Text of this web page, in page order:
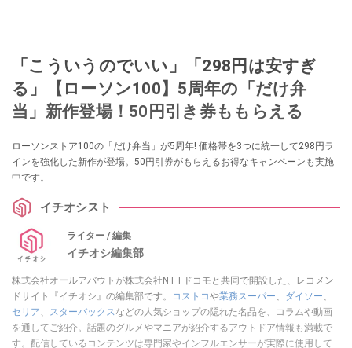
「こういうのでいい」「298円は安すぎ
る」【ローソン100】5周年の「だけ弁
当」新作登場！50円引き券ももらえる
ローソンストア100の「だけ弁当」が5周年! 価格帯を3つに統一して298円ラ
インを強化した新作が登場。50円引券がもらえるお得なキャンペーンも実施
中です。
イチオシスト
ライター / 編集
イチオシ編集部
株式会社オールアバウトが株式会社NTTドコモと共同で開設した、レコメン
ドサイト『イチオシ』の編集部です。
コストコや業務スーパー、 ダイソー、
セリア、 スターバックスなどの人気ショップの隠れた名品を、コラムや動画
を通してご紹介。話題のグルメやマニアが紹介するアウトドア情報も満載で
す。配信しているコンテンツは専門家やインフルエンサーが実際に使用して